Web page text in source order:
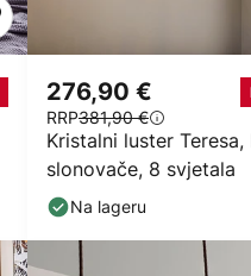
Kristalni luster Teresa,
slonovače, 8 svjetala
276,90 €
RRP381,90 €
Na lageru